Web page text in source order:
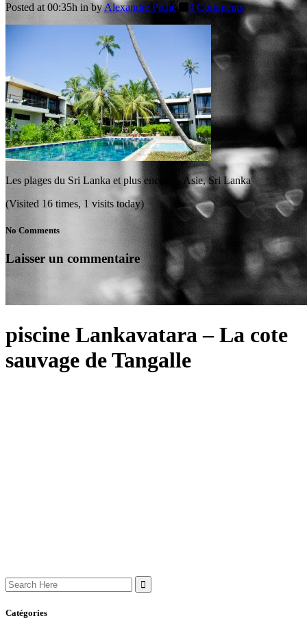
piscine Lankavatara – La cote
sauvage de Tangalle
Posted at 00:35h in byAlexandre Piché 0 Comments
Les plages du Sri Lanka et plus encore – Asie, Sri Lanka
(Visited 16 times, 1 visits today)
No Comments
Laisser un commentaire
Search
for:
Catégories